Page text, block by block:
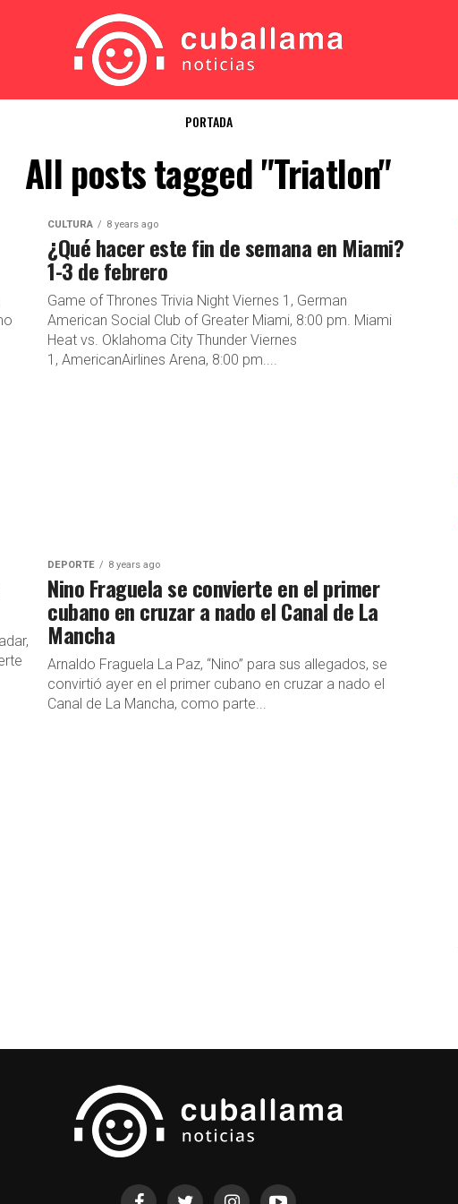
PORTADA
All posts tagged "Triatlon"
CULTURA 8 years ago
¿Qué hacer este fin de semana en Miami?
1-3 de febrero
Game of Thrones Trivia Night Viernes 1, German
American Social Club of Greater Miami, 8:00 pm. Miami
Heat vs. Oklahoma City Thunder Viernes
1, AmericanAirlines Arena, 8:00 pm....
DEPORTE 8 years ago
Nino Fraguela se convierte en el primer
cubano en cruzar a nado el Canal de La
Mancha
Arnaldo Fraguela La Paz, “Nino” para sus allegados, se
convirtió ayer en el primer cubano en cruzar a nado el
Canal de La Mancha, como parte...